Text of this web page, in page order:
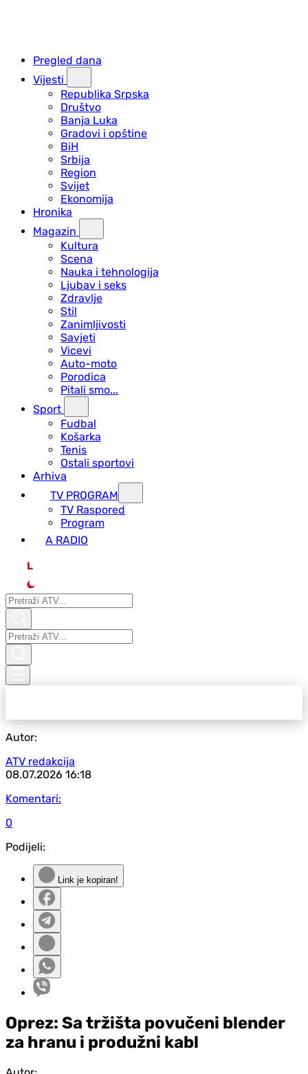
Pregled dana
Vijesti
Republika Srpska
Društvo
Banja Luka
Gradovi i opštine
BiH
Srbija
Region
Svijet
Ekonomija
Hronika
Magazin
Kultura
Scena
Nauka i tehnologija
Ljubav i seks
Zdravlje
Stil
Zanimljivosti
Savjeti
Vicevi
Auto-moto
Porodica
Pitali smo...
Sport
Fudbal
Košarka
Tenis
Ostali sportovi
Arhiva
TV PROGRAM
ТV Raspored
Program
A RADIO
L
Autor:
ATV redakcija
08.07.2026 16:18
Komentari:
0
Podijeli:
Link je kopiran!
Oprez: Sa tržišta povučeni blender
za hranu i produžni kabl